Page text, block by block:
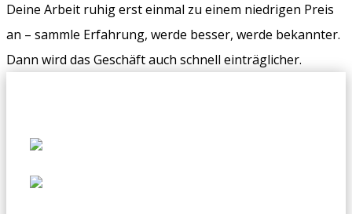
Deine Arbeit ruhig erst einmal zu einem niedrigen Preis
an – sammle Erfahrung, werde besser, werde bekannter.
Dann wird das Geschäft auch schnell einträglicher.